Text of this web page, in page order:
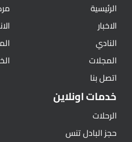
الرئيسية
الاخبار
النادي
المجلات
اتصل بنا
خدمات اونلاين
الرحلات
حجز البادل تنس